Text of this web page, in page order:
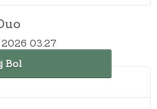
03:27
Bol